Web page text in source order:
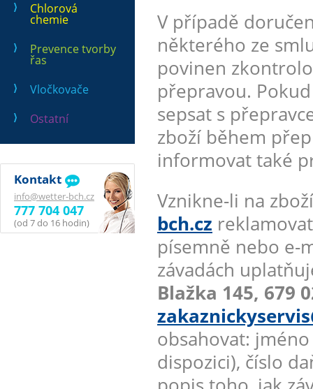
Chlorová
chemie
Prevence tvorby
řas
Vločkovače
Ostatní
Kontakt
info@wetter-bch.cz
777 704 047
(od 7 do 16 hodin)
V případě
některého ze
povinen
přepravou.
sepsat s
zboží během
informovat také
Vznikne-li na
bch.cz
písemně nebo e-
závadách
Blažka 145, 679
obsahovat:
dispozici), číslo